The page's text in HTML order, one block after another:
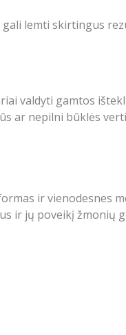
lemti skirtingus
valdyti gamtos
ar nepilni būklės
ir vienodesnes
ir jų poveikį žmonių